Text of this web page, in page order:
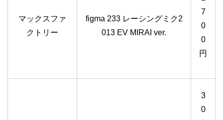
マックスファ
クトリー
figma 233 レーシングミク2
013 EV MIRAI ver.
7
0
0
円
3
0